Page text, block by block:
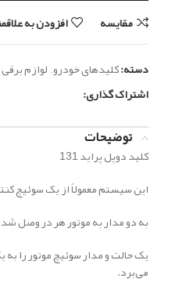
مقایسه
افزودن به
دسته:کلیدهای خودرو,لوازم
اشتراک گذاری:
توضیحات
کلید دوپل پراید 131
این سیستم معمولاً از یک سوئیچ
به دو مدار به موتور هر در وصل
یک حالت و مدار سوئیچ موتور را به
می‌برد.